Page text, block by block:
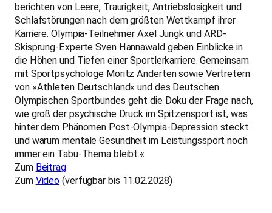
berichten von Leere, Traurigkeit, Antriebslosigkeit und
Schlafstörungen nach dem größten Wettkampf ihrer
Karriere. Olympia-Teilnehmer Axel Jungk und ARD-
Skisprung-Experte Sven Hannawald geben Einblicke in
die Höhen und Tiefen einer Sportlerkarriere. Gemeinsam
mit Sportpsychologe Moritz Anderten sowie Vertretern
von »Athleten Deutschland« und des Deutschen
Olympischen Sportbundes geht die Doku der Frage nach,
wie groß der psychische Druck im Spitzensport ist, was
hinter dem Phänomen Post-Olympia-Depression steckt
und warum mentale Gesundheit im Leistungssport noch
immer ein Tabu-Thema bleibt.«
Zum Beitrag
Zum Video (verfügbar bis 11.02.2028)